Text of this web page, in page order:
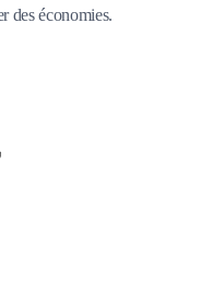
des économies.